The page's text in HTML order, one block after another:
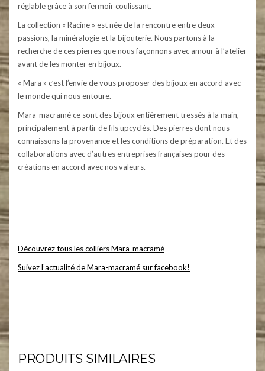
réglable grâce à son fermoir coulissant.
La collection « Racine » est née de la rencontre entre deux
passions, la minéralogie et la bijouterie. Nous partons à la
recherche de ces pierres que nous façonnons avec amour à l’atelier
avant de les monter en bijoux.
« Mara » c’est l’envie de vous proposer des bijoux en accord avec
le monde qui nous entoure.
Mara-macramé ce sont des bijoux entièrement tressés à la main,
principalement à partir de fils upcyclés. Des pierres dont nous
connaissons la provenance et les conditions de préparation. Et des
collaborations avec d’autres entreprises françaises pour des
créations en accord avec nos valeurs.
Découvrez tous les colliers Mara-macramé
Suivez l’actualité de Mara-macramé sur facebook!
PRODUITS SIMILAIRES